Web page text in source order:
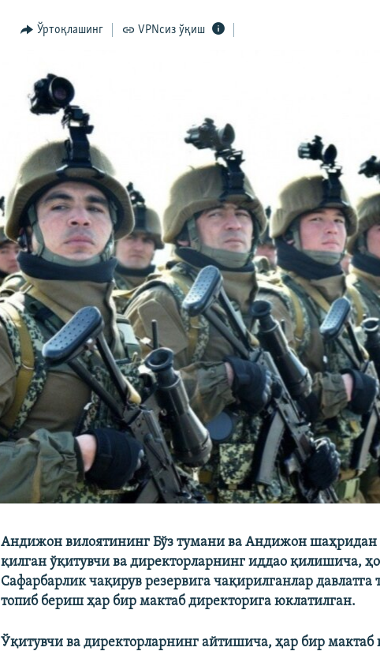
Ўртоқлашинг VPNсиз ўқиш
Андижон вилоятининг Бўз тумани ва Андижон шаҳридан
қилган ўқитувчи ва директорларнинг иддао қилишича,
Сафарбарлик чақирув резервига чақирилганлар
топиб бериш ҳар бир мактаб директорига юклатилган.
Ўқитувчи ва директорларнинг айтишича, ҳар бир мактаб